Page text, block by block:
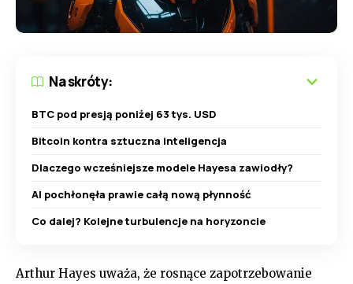
Na skróty:
BTC pod presją poniżej 63 tys. USD
Bitcoin kontra sztuczna inteligencja
Dlaczego wcześniejsze modele Hayesa zawiodły?
AI pochłonęła prawie całą nową płynność
Co dalej? Kolejne turbulencje na horyzoncie
Arthur Hayes uważa, że rosnące zapotrzebowanie